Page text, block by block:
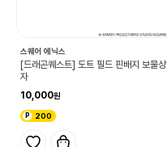
스퀘어 에닉스
[드래곤퀘스트] 도트 필드 핀배지 보물상
자
10,000
200